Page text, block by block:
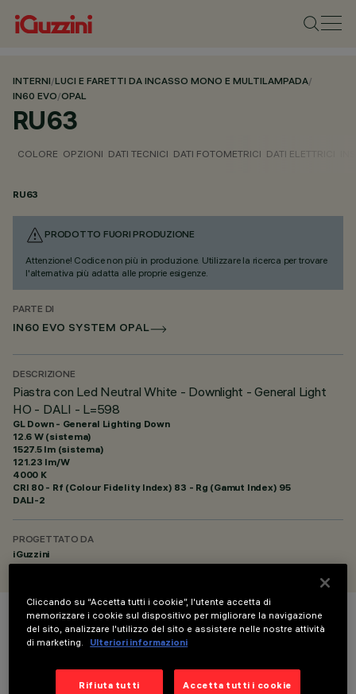
INTERNI/LUCI E FARETTI DA INCASSO MONO E MULTILAMPADA/
IN60 EVO/OPAL
RU63
COLORE OPZIONI DATI TECNICI DATI FOTOMETRICI DATI ELETTRICI
RU63
PRODOTTO FUORI PRODUZIONE
Attenzione! Codice non più in produzione. Utilizzare la ricerca per trovare
l'alternativa più adatta alle proprie esigenze.
PARTE DI
IN60 EVO SYSTEM OPAL
DESCRIZIONE
Piastra con Led Neutral White - Downlight - General Light
HO - DALI - L=598
GL Down - General Lighting Down
12.6 W (sistema)
1527.5 lm (sistema)
121.23 lm/W
4000 K
CRI 80- Rf (Colour Fidelity Index) 83 - Rg (Gamut Index) 95
DALI-2
PROGETTATO DA
iGuzzini
COLORE
Cliccando su “Accetta tutti i cookie”, l'utente accetta di
memorizzare i cookie sul dispositivo per migliorare la navigazione
del sito, analizzare l'utilizzo del sito e assistere nelle nostre attività
di marketing.
Ulteriori informazioni
Rifiuta tutti Accetta tutti i cookie